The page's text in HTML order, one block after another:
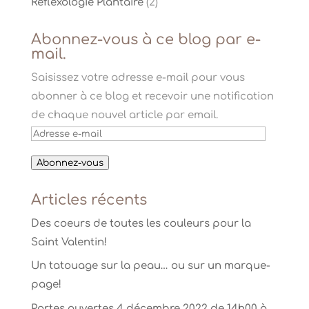
Abonnez-vous à ce blog par e-
mail.
Saisissez votre adresse e-mail pour vous
abonner à ce blog et recevoir une notification
de chaque nouvel article par email.
Adresse
mail
Abonnez-vous
Articles récents
Des coeurs de toutes les couleurs pour la
Saint Valentin!
Un tatouage sur la peau… ou sur un marque-
page!